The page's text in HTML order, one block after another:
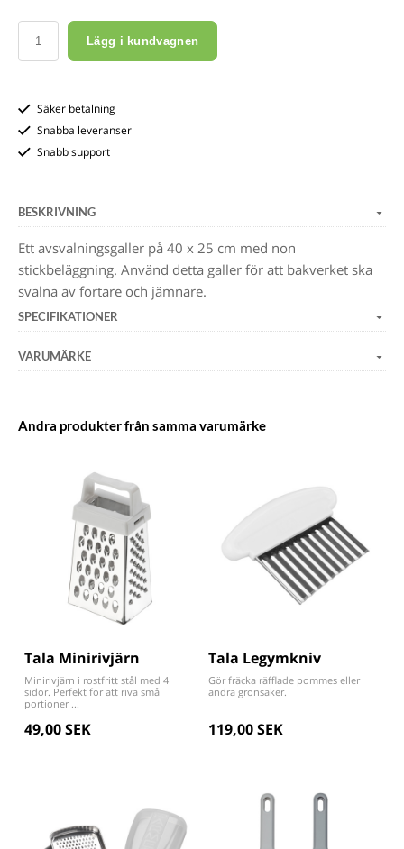
Lägg i kundvagnen
Säker betalning
Snabba leveranser
Snabb support
BESKRIVNING
Ett avsvalningsgaller på 40 x 25 cm med non
stickbeläggning. Använd detta galler för att bakverket ska
svalna av fortare och jämnare.
SPECIFIKATIONER
VARUMÄRKE
Andra produkter från samma varumärke
Tala Minirivjärn
Minirivjärn i rostfritt stål med 4
sidor. Perfekt för att riva små
portioner ...
49,00 SEK
Tala Legymkniv
Gör fräcka räfflade pommes eller
andra grönsaker.
119,00 SEK